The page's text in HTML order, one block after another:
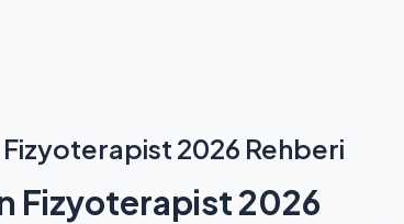
2026 Rehberi
Fizyoterapist 2026